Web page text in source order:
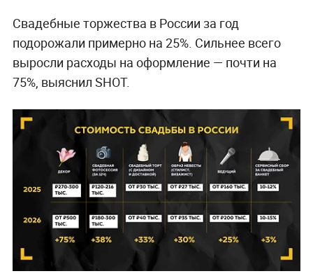
Свадебные торжества в России за год
подорожали примерно на 25%. Сильнее всего
выросли расходы на оформление — почти на
75%, выяснил SHOT.